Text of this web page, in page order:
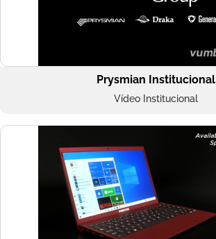
Prysmian Institucional
Vídeo Institucional